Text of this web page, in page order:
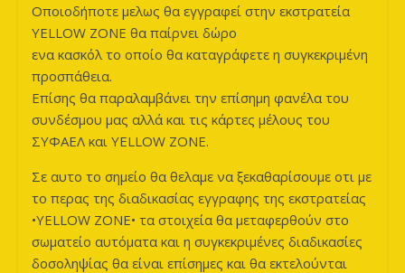
Οποιοδήποτε μελως θα εγγραφεί στην εκστρατεία
YELLOW ZONE θα παίρνει δώρο
ενα κασκόλ το οποίο θα καταγράφετε η συγκεκριμένη
προσπάθεια.
Επίσης θα παραλαμβάνει την επίσημη φανέλα του
συνδέσμου μας αλλά και τις κάρτες μέλους του
ΣΥΦΑΕΛ και YELLOW ZONE.
Σε αυτο το σημείο θα θελαμε να ξεκαθαρίσουμε οτι με
το περας της διαδικασίας εγγραφης της εκστρατείας
•YELLOW ZONE• τα στοιχεία θα μεταφερθούν στο
σωματείο αυτόματα και η συγκεκριμένες διαδικασίες
δοσοληψίας θα είναι επίσημες και θα εκτελούνται